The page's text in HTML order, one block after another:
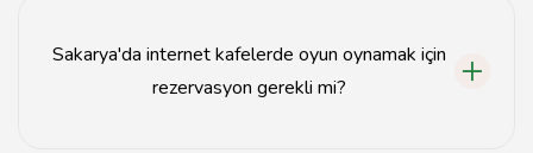
Sakarya'da internet kafelerde oyun oynamak için
rezervasyon gerekli mi?